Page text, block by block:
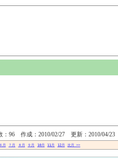
：96 作成：2010/02/27 更新：2010/04/23
６月 ７月 ８月 ９月 10月 11月 12月 次月 >>